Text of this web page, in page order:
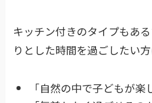
キッチン付きのタイプもあ
りとした時間を過ごしたい方
「自然の中で子どもが楽